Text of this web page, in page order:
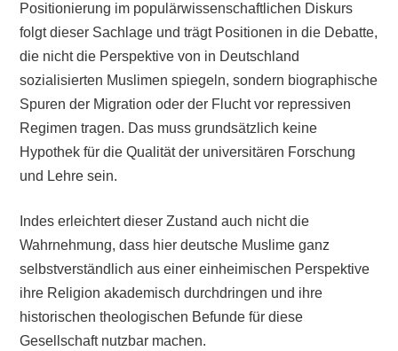
Positionierung im populärwissenschaftlichen Diskurs
folgt dieser Sachlage und trägt Positionen in die Debatte,
die nicht die Perspektive von in Deutschland
sozialisierten Muslimen spiegeln, sondern biographische
Spuren der Migration oder der Flucht vor repressiven
Regimen tragen. Das muss grundsätzlich keine
Hypothek für die Qualität der universitären Forschung
und Lehre sein.
Indes erleichtert dieser Zustand auch nicht die
Wahrnehmung, dass hier deutsche Muslime ganz
selbstverständlich aus einer einheimischen Perspektive
ihre Religion akademisch durchdringen und ihre
historischen theologischen Befunde für diese
Gesellschaft nutzbar machen.